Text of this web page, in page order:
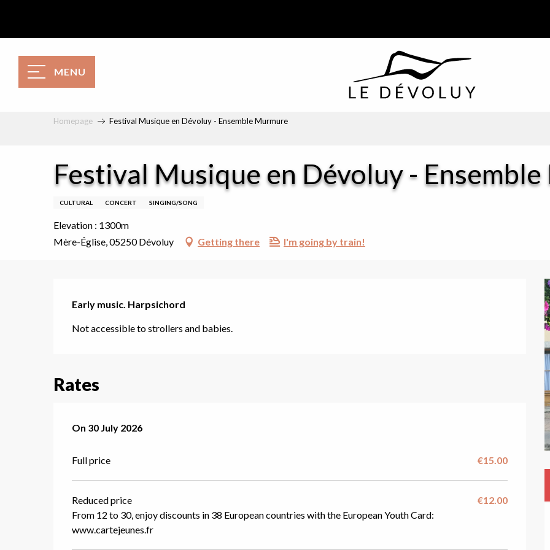
contenu
MENU
Homepage Festival Musique en Dévoluy - Ensemble Murmure
Festival Musique en Dévoluy -
CULTURAL CONCERT SINGING/SONG
Elevation : 1300m
Mère-Église, 05250 Dévoluy
Getting there I'm going by train!
Description
Early music. Harpsichord
Not accessible to strollers and babies.
Rates
On 30 July 2026
On 30 July 2026
Full price €15.00
Reduced price
From 12 to 30, enjoy discounts in 38 European countries with the European Youth Card:
www.cartejeunes.fr
€12.00